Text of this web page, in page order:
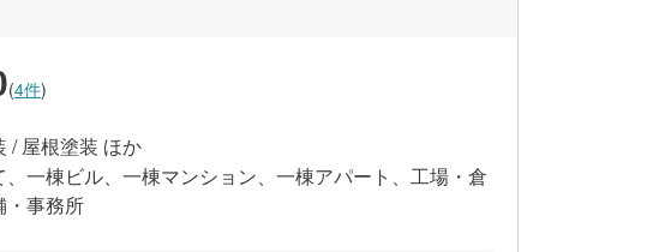
(4件)
/ 屋根塗装 ほか
、一棟ビル、一棟マンション、一棟アパート、工場・倉
・事務所